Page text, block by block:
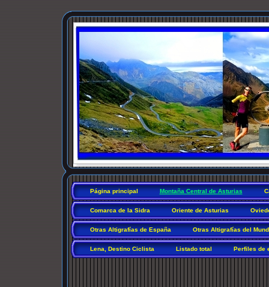
Página principal Montaña Central de Asturias
Comarca de la Sidra Oriente de Asturias
Otras Altigrafías de España Otras Altigrafías del
Lena, Destino Ciclista Listado total Perfiles de